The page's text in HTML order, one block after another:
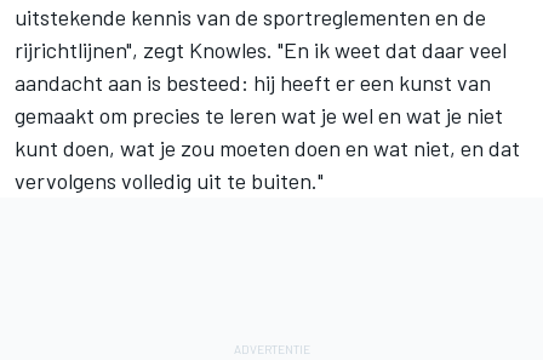
uitstekende kennis van de sportreglementen en de
rijrichtlijnen", zegt Knowles. "En ik weet dat daar veel
aandacht aan is besteed: hij heeft er een kunst van
gemaakt om precies te leren wat je wel en wat je niet
kunt doen, wat je zou moeten doen en wat niet, en dat
vervolgens volledig uit te buiten."